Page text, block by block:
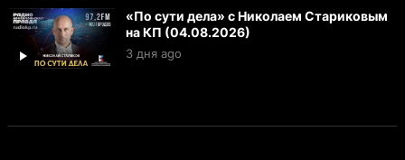
«По сути дела» с Николаем Стариковым
на КП (04.08.2026)
3 дня ago